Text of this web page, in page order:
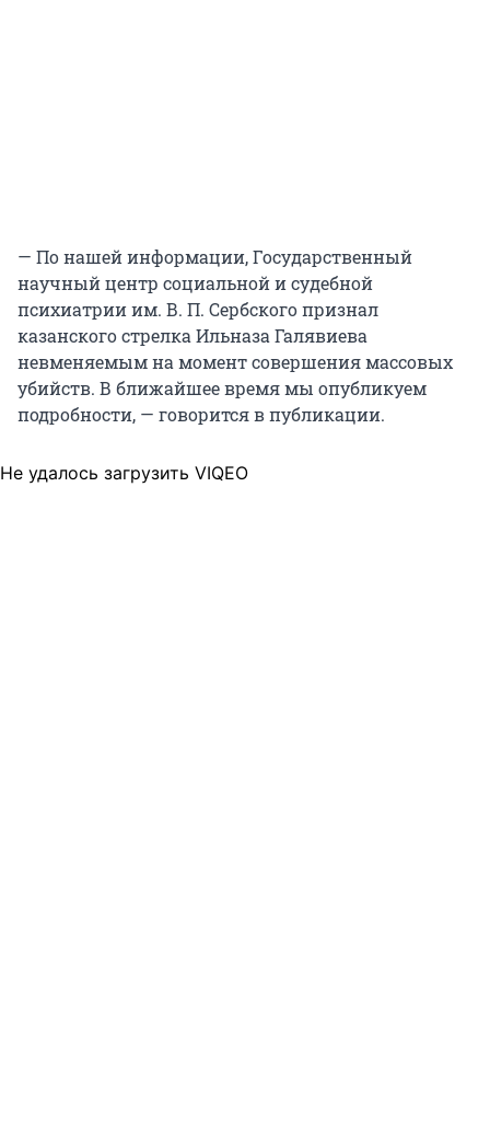
— По нашей информации, Государственный
научный центр социальной и судебной
психиатрии им. В. П. Сербского признал
казанского стрелка Ильназа Галявиева
невменяемым на момент совершения массовых
убийств. В ближайшее время мы опубликуем
подробности, — говорится в публикации.
Не удалось загрузить VIQEO